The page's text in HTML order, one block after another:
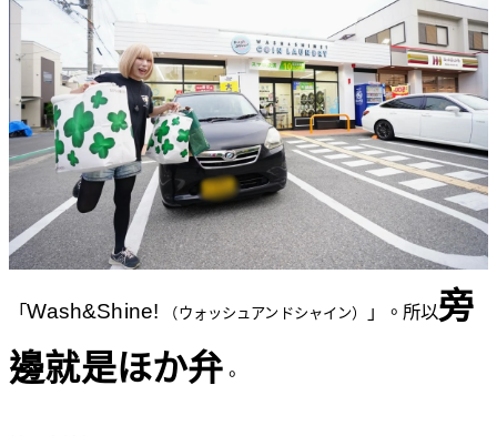
「Wash&Shine! （ウォッシュアンドシャイン） 」。所以旁
邊就是ほか弁 。